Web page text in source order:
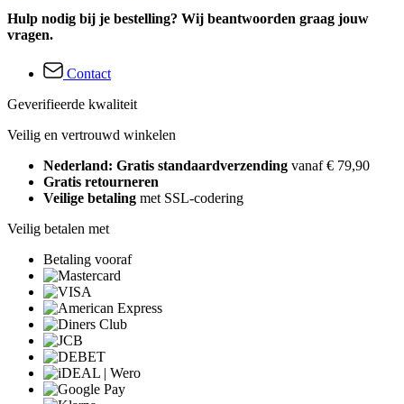
Hulp nodig bij je bestelling? Wij beantwoorden graag jouw
vragen.
Contact
Geverifieerde kwaliteit
Veilig en vertrouwd winkelen
Nederland: Gratis standaardverzending vanaf € 79,90
Gratis retourneren
Veilige betaling met SSL-codering
Veilig betalen met
Betaling vooraf